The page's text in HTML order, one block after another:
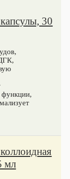
30
функции,
мл